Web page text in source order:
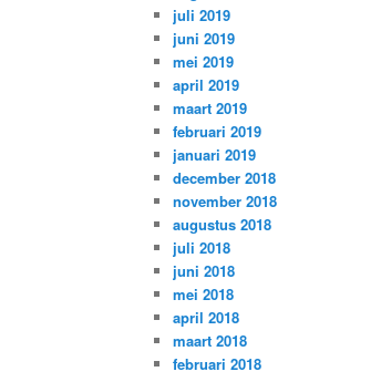
juli 2019
juni 2019
mei 2019
april 2019
maart 2019
februari 2019
januari 2019
december 2018
november 2018
augustus 2018
juli 2018
juni 2018
mei 2018
april 2018
maart 2018
februari 2018